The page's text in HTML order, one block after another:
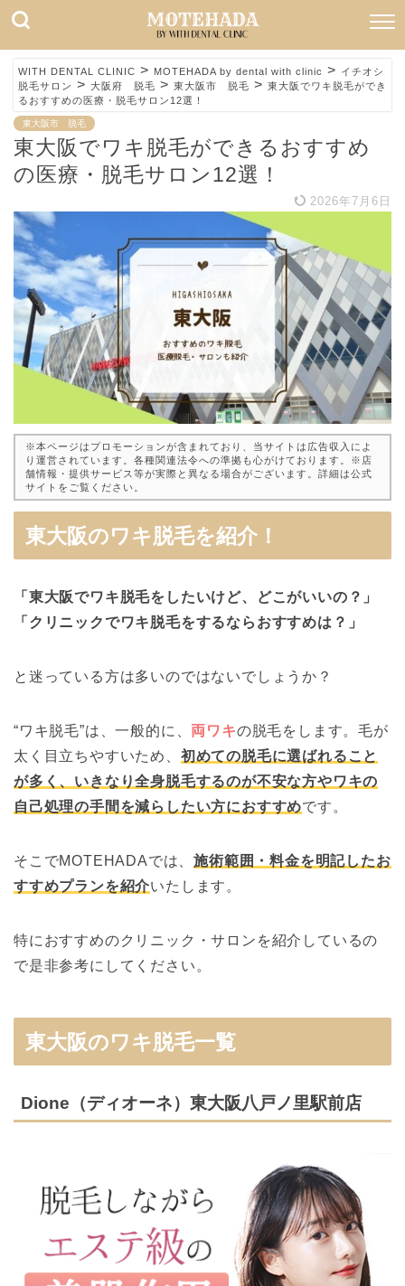
WITH DENTAL CLINIC > MOTEHADA by dental with clinic > イチオシ
脱毛サロン > 大阪府 脱毛 > 東大阪市 脱毛 > 東大阪でワキ脱毛ができ
るおすすめの医療・脱毛サロン12選！
東大阪市 脱毛
東大阪でワキ脱毛ができるおすすめ
の医療・脱毛サロン12選！
2026年7月6日
※本ページはプロモーションが含まれており、当サイトは広告収入によ
り運営されています。各種関連法令への準拠も心がけております。※店
舗情報・提供サービス等が実際と異なる場合がございます。詳細は公式
サイトをご覧ください。
東大阪のワキ脱毛を紹介！
「東大阪でワキ脱毛をしたいけど、どこがいいの？」
「クリニックでワキ脱毛をするならおすすめは？」
と迷っている方は多いのではないでしょうか？
“ワキ脱毛”は、一般的に、 両ワキの脱毛をします。毛が
太く目立ちやすいため、 初めての脱毛に選ばれること
が多く、いきなり全身脱毛するのが不安な方やワキの
自己処理の手間を減らしたい方におすすめです。
そこでMOTEHADAでは、施術範囲・料金を明記したお
すすめプランを紹介いたします。
特におすすめのクリニック・サロンを紹介しているの
で是非参考にしてください。
東大阪のワキ脱毛一覧
Dione（ディオーネ）東大阪八戸ノ里駅前店